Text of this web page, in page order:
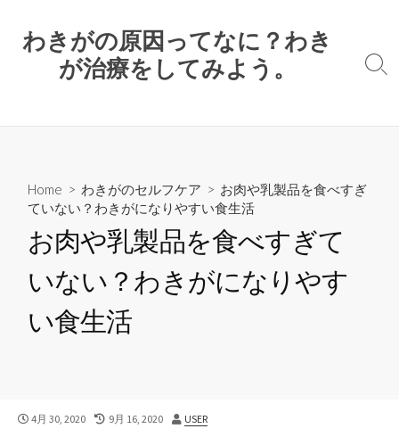
へ
わきがの原因ってなに？わき
が治療をしてみよう。
検
Home > わきがのセルフケア > お肉や乳製品を食べすぎ
ていない？わきがになりやすい食生活
お肉や乳製品を食べすぎて
いない？わきがになりやす
い食生活
公
4月 30, 2020
最
9月 16, 2020
作
USER